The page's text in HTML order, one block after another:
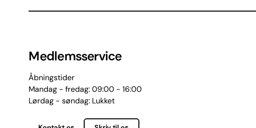
Medlemsservice
Åbningstider
Mandag - fredag: 09:00 - 16:00
Lørdag - søndag: Lukket